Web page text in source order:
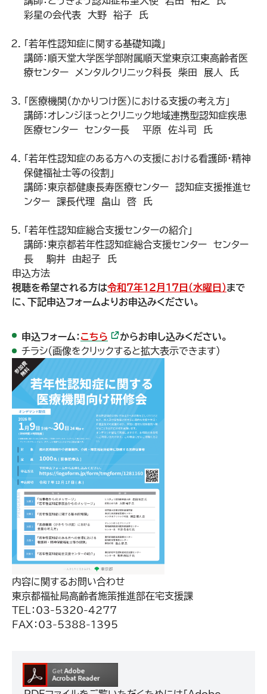
彩星の会代表 大野 裕子 氏
「若年性認知症に関する基礎知識」
講師：順天堂大学医学部附属順天堂東京江東高齢者医
療センター メンタルクリニック科長 柴田 展人 氏
「医療機関（かかりつけ医）における支援の考え方」
講師：オレンジほっとクリニック地域連携型認知症疾患
医療センター センター長 平原 佐斗司 氏
「若年性認知症のある方への支援における看護師・精神
保健福祉士等の役割」
講師：東京都健康長寿医療センター 認知症支援推進セ
ンター 課長代理 畠山 啓 氏
「若年性認知症総合支援センターの紹介」
講師：東京都若年性認知症総合支援センター センター
長 駒井 由起子 氏
申込方法
視聴を希望される方は令和7年12月17日（水曜日）まで
に、下記申込フォームよりお申込みください。
申込フォーム：こちら （外部リンク）
からお申し込みください。
チラシ（画像をクリックすると拡大表示できます）
内容に関するお問い合わせ
東京都福祉局高齢者施策推進部在宅支援課
TEL：03-5320-4277
FAX：03-5388-1395